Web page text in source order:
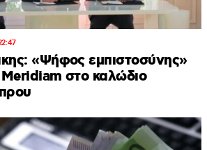
«Ψήφος εμπιστοσύνης»
στο καλώδιο